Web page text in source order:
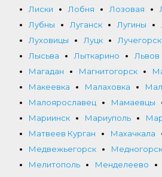
Лиски
Лобня Лозовая
Лубны
Луганск Лугины
Луховицы
Луцк Лучегорск
Лысьва
Лыткарино Львов
Магадан
Магнитогорск
Макеевка
Малаховка
Малоярославец
Мамаевцы
Мариинск
Мариуполь
Матвеев Курган
Махачкала
Медвежьегорск
Медногорск
Мелитополь
Менделеево